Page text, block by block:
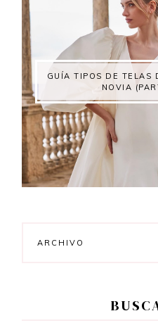
GUÍA TIPOS DE TELAS
NOVIA
ARCHIVO